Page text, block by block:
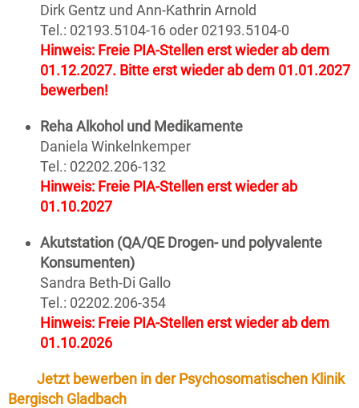
Dirk Gentz und Ann-Kathrin Arnold
Tel.: 02193.5104-16 oder 02193.5104-0
Hinweis: Freie PIA-Stellen erst wieder ab dem
01.12.2027. Bitte erst wieder ab dem 01.01.2027
bewerben!
Reha Alkohol und Medikamente
Daniela Winkelnkemper
Tel.: 02202.206-132
Hinweis: Freie PIA-Stellen erst wieder ab
01.10.2027
Akutstation (QA/QE Drogen- und polyvalente
Konsumenten)
Sandra Beth-Di Gallo
Tel.: 02202.206-354
Hinweis: Freie PIA-Stellen erst wieder ab dem
01.10.2026
Jetzt bewerben in der Psychosomatischen Klinik
Bergisch Gladbach